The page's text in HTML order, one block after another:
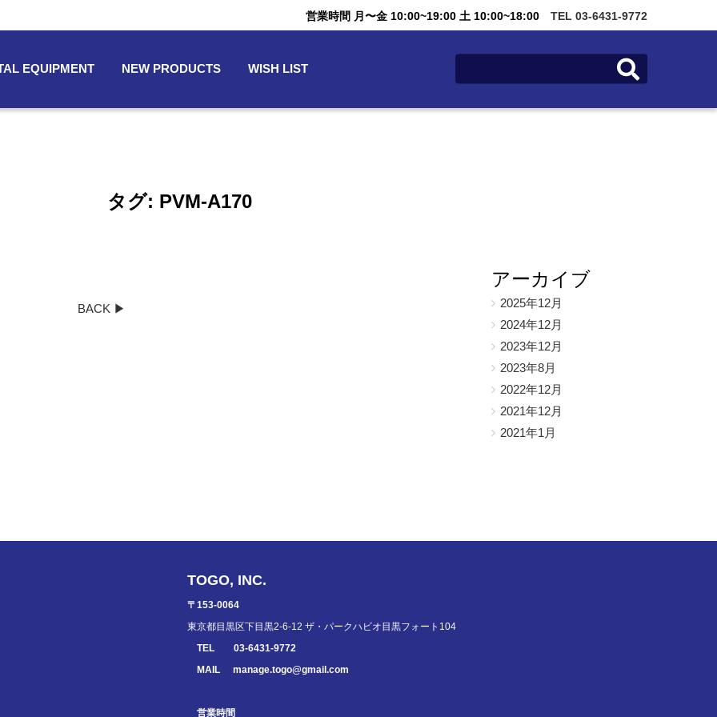
営業時間 月〜金 10:00~19:00 土 10:00~18:00 TEL 03-6431-9772
EQUIPMENT NEW PRODUCTS WISH LIST
タグ: PVM-A170
BACK ▶︎
アーカイブ
2025年12月
2024年12月
2023年12月
2023年8月
2022年12月
2021年12月
2021年1月
TOGO, INC.
〒153-0064
東京都目黒区下目黒2-6-12 ザ・パークハビオ目黒フォート104
TEL 03-6431-9772
MAIL
manage.togo@gmail.com
営業時間